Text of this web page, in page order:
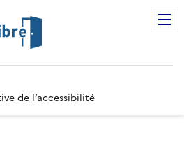
de l’accessibilité